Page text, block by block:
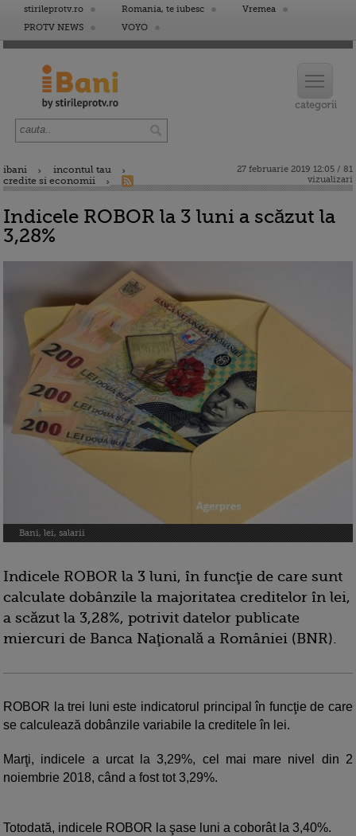
stirileprotv.ro Romania, te iubesc
Vremea
PROTV NEWS
VOYO
ibani
incontul tau
credite si economii
27 februarie 2019 12:05 / 81
vizualizari
Indicele ROBOR la 3 luni a scăzut la
3,28%
Bani, lei, salarii
Indicele ROBOR la 3 luni, în funcţie de care sunt
calculate dobânzile la majoritatea creditelor în lei,
a scăzut la 3,28%, potrivit datelor publicate
miercuri de Banca Naţională a României (BNR).
ROBOR la trei luni este indicatorul principal în funcţie de care
se calculează dobânzile variabile la creditele în lei.
Marţi, indicele a urcat la 3,29%, cel mai mare nivel din 2
noiembrie 2018, când a fost tot 3,29%.
Totodată, indicele ROBOR la şase luni a coborât la 3,40%.